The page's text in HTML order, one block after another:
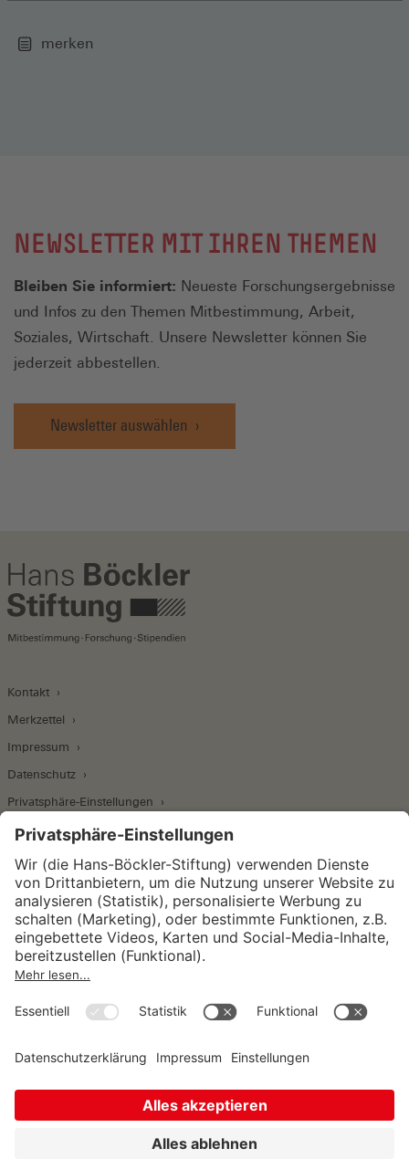
merken
NEWSLETTER MIT IHREN THEMEN
Bleiben Sie informiert: Neueste Forschungsergebnisse
und Infos zu den Themen Mitbestimmung, Arbeit,
Soziales, Wirtschaft. Unsere Newsletter können Sie
jederzeit abbestellen.
Newsletter auswählen
Kontakt
Merkzettel
Impressum
Datenschutz
Privatsphäre-Einstellungen
Wirtschafts- und Sozialwissenschaftliches Institut
Institut für Makroökonomie und
Konjunkturforschung
Unternehmensführung
Sozialrecht